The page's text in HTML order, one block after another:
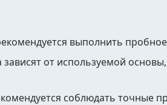
выполнить
от используемой
соблюдать точные